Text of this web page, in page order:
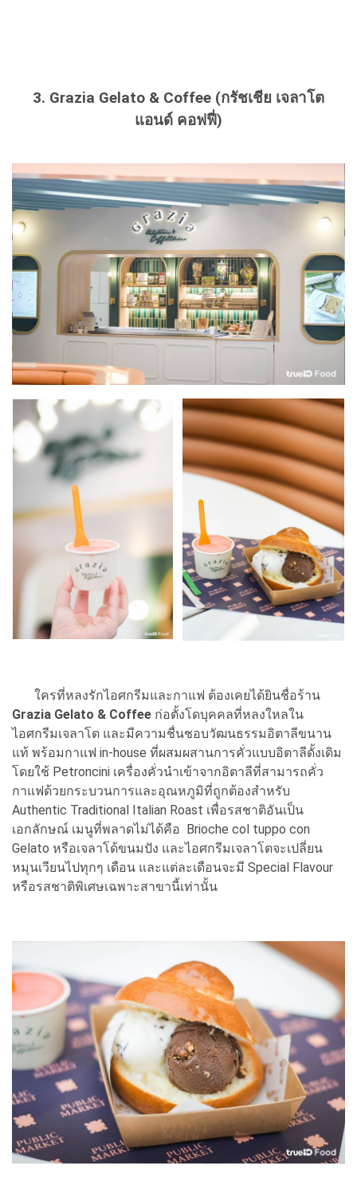
3. Grazia Gelato & Coffee (กรัชเชีย เจลาโต
แอนด์ คอฟฟี่)
ใครที่หลงรักไอศกรีมและกาแฟ ต้องเคยได้ยินชื่อร้าน
Grazia Gelato & Coffee ก่อตั้งโดบุคคลที่หลงใหลใน
ไอศกรีมเจลาโต และมีความชื่นชอบวัฒนธรรมอิตาลีขนาน
แท้ พร้อมกาแฟ in-house ที่ผสมผสานการคั่วแบบอิตาลีดั้งเดิม
โดยใช้ Petroncini เครื่องคั่วนำเข้าจากอิตาลีที่สามารถคั่ว
กาแฟด้วยกระบวนการและอุณหภูมิที่ถูกต้องสำหรับ
Authentic Traditional Italian Roast เพื่อรสชาติอันเป็น
เอกลักษณ์ เมนูที่พลาดไม่ได้คือ Brioche col tuppo con
Gelato หรือเจลาโด้ขนมปัง และไอศกรีมเจลาโตจะเปลี่ยน
หมุนเวียนไปทุกๆ เดือน และแต่ละเดือนจะมี Special Flavour
หรือรสชาติพิเศษเฉพาะสาขานี้เท่านั้น